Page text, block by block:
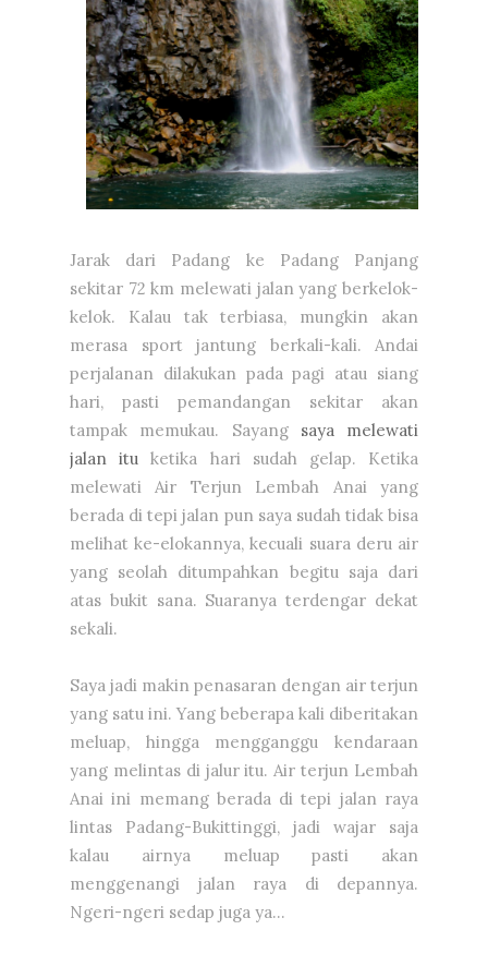
Jarak dari Padang ke Padang Panjang
sekitar 72 km melewati jalan yang berkelok-
kelok. Kalau tak terbiasa, mungkin akan
merasa sport jantung berkali-kali. Andai
perjalanan dilakukan pada pagi atau siang
hari, pasti pemandangan sekitar akan
tampak memukau. Sayang saya melewati
jalan itu ketika hari sudah gelap. Ketika
melewati Air Terjun Lembah Anai yang
berada di tepi jalan pun saya sudah tidak bisa
melihat ke-elokannya, kecuali suara deru air
yang seolah ditumpahkan begitu saja dari
atas bukit sana. Suaranya terdengar dekat
sekali.
Saya jadi makin penasaran dengan air terjun
yang satu ini. Yang beberapa kali diberitakan
meluap, hingga mengganggu kendaraan
yang melintas di jalur itu. Air terjun Lembah
Anai ini memang berada di tepi jalan raya
lintas Padang-Bukittinggi, jadi wajar saja
kalau airnya meluap pasti akan
menggenangi jalan raya di depannya.
Ngeri-ngeri sedap juga ya...